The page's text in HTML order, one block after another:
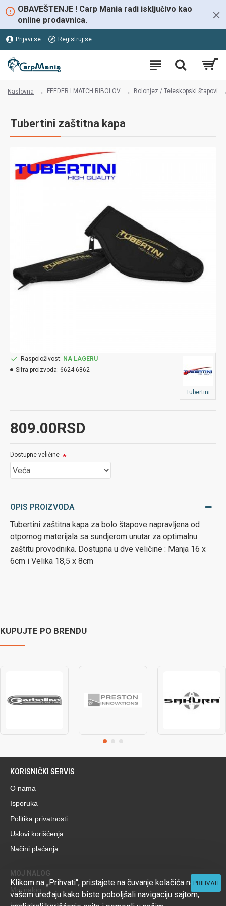
OBAVEŠTENJE ! Carp Mania radi isključivo kao
online prodavnica.
Prijavi se Registruj se
Naslovna FEEDER I MATCH RIBOLOV Bolonjez / Teleskopski štapovi
Tubertini zaštitna kapa
809.00RSD
Raspoloživost: NA LAGERU
Sifra proizvoda: 6624-6862
Tubertini
Dostupne veličine-
OPIS PROIZVODA
Tubertini zaštitna kapa za bolo štapove napravljena od
otpornog materijala sa sundjerom unutar za optimalnu
zaštitu provodnika. Dostupna u dve veličine : Manja 16 x
6cm i Velika 18,5 x 8cm
KUPUJTE PO BRENDU
KORISNIČKI SERVIS
O nama
Isporuka
Politika privatnosti
Uslovi korišćenja
Načini plaćanja
MOJ NALOG
Moj nalog
PRIHVATI
Klikom na „Prihvati“, pristajete na čuvanje kolačića na
vašem uređaju kako biste poboljšali navigaciju sajtom,